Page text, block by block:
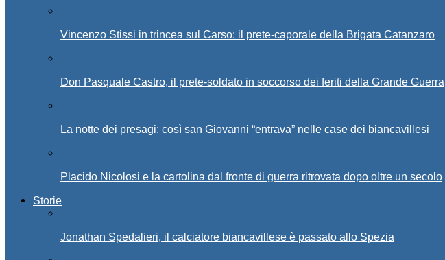
Vincenzo Stissi in trincea sul Carso: il prete-caporale della Brigata Catanzaro
Don Pasquale Castro, il prete-soldato in soccorso dei feriti della Grande Guerra
La notte dei presagi: così san Giovanni “entrava” nelle case dei biancavillesi
Placido Nicolosi e la cartolina dal fronte di guerra ritrovata dopo oltre un secolo
Storie
Jonathan Spedalieri, il calciatore biancavillese è passato allo Spezia